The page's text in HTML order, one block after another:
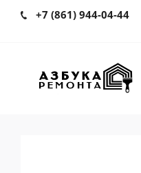
+7 (861) 944-04-44